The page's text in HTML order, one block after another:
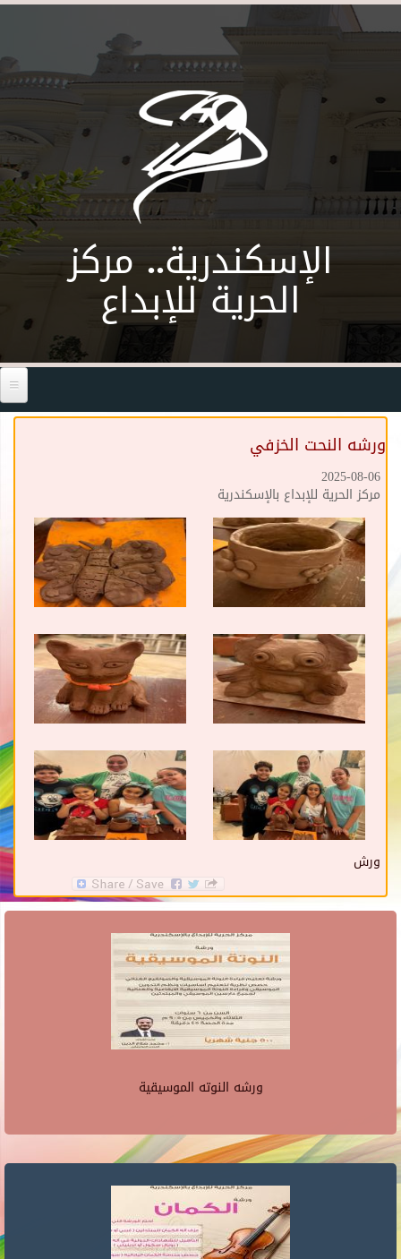
Skip to main content
الإسكندرية.. مركز
الحرية للإبداع
ورشه النحت الخزفي
2025-08-06
مركز الحرية للإبداع بالإسكندرية
ورش
ورشه النوته الموسيقية